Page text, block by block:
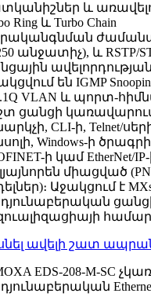
և
Ring և Turbo Chain
անջատիչ), և RSTP/
են IGMP
VLAN և պորտ-
ցանցի
CLI-ի, Telnet/
Windows-ի
ի կամ EtherNet/
միացված
Աջակցում է
ավելի շատ